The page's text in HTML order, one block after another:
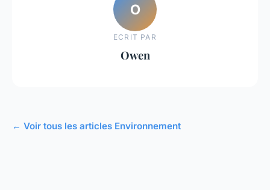
O
ECRIT PAR
Owen
← Voir tous les articles Environnement